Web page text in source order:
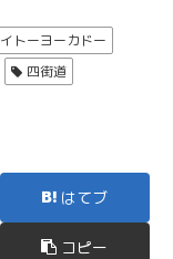
イトーヨーカドー
四街道
はてブ
コピー